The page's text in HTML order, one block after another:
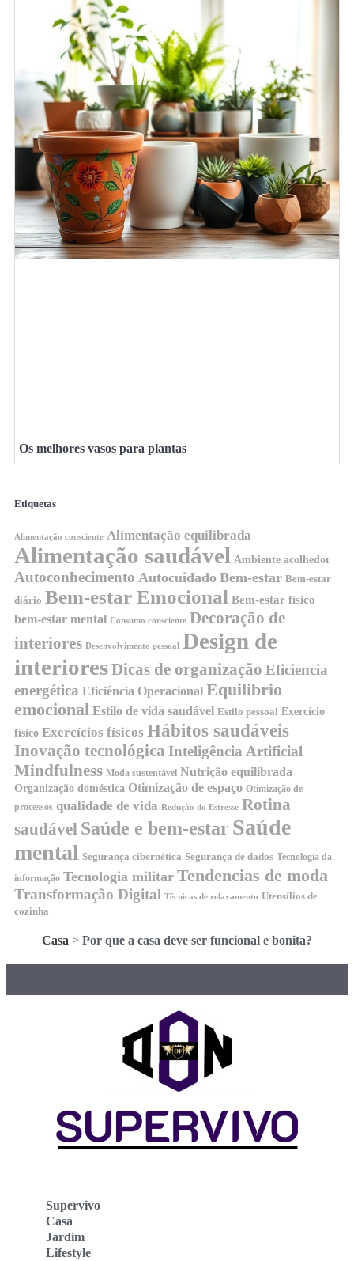
Os melhores vasos para plantas
Etiquetas
Alimentação consciente Alimentação equilibrada
Alimentação saudável Ambiente acolhedor
Autoconhecimento Autocuidado Bem-estar Bem-estar
diário Bem-estar Emocional Bem-estar físico
bem-estar mental Consumo consciente Decoração de
interiores Desenvolvimento pessoal
Design de
interioresDicas de organização Eficiencia
energética Eficiência Operacional Equilibrio
emocional Estilo de vida saudável Estilo pessoal Exercício
físico Exercícios físicos Hábitos saudáveis
Inovação tecnológica Inteligência Artificial
Mindfulness Moda sustentável Nutrição equilibrada
Organização doméstica Otimização de espaço Otimização de
processos qualidade de vida Redução do Estresse Rotina
saudável Saúde e bem-estar Saúde
mental Segurança cibernética Segurança de dados Tecnologia da
informação Tecnologia militar Tendencias de moda
Transformação Digital Técnicas de relaxamento Utensílios de
cozinha
Casa > Por que a casa deve ser funcional e bonita?
Supervivo
Casa
Jardim
Lifestyle